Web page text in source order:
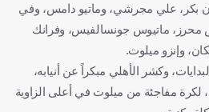
بكر، علي مجرشي، وماتيو دامس، وفي
محرز، ماتيوس جونسالفيس، وفرانك
وإنزو ميلوت.
وكشر الأهلي مبكراً عن أنيابه،
مفاجئة من ميلوت في أعلى الزاوية